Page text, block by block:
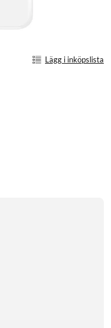
Lägg i inköpslista